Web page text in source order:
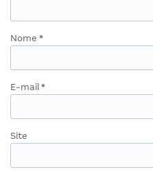
Nome *
E-mail *
Site